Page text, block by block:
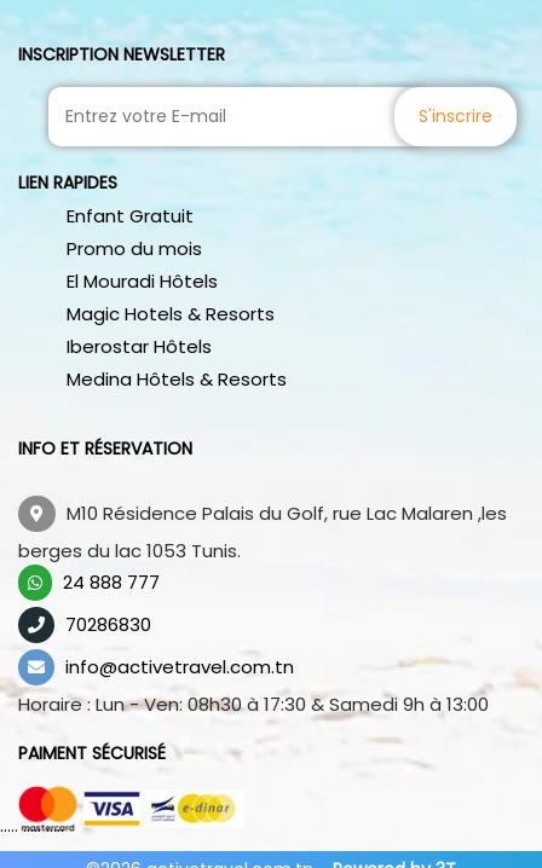
INSCRIPTION NEWSLETTER
S'inscrire
LIEN RAPIDES
Enfant Gratuit
Promo du mois
El Mouradi Hôtels
Magic Hotels & Resorts
Iberostar Hôtels
Medina Hôtels & Resorts
INFO ET RÉSERVATION
M10 Résidence Palais du Golf, rue Lac Malaren ,les
berges du lac 1053 Tunis.
24 888 777
70286830
info@activetravel.com.tn
Horaire : Lun - Ven: 08h30 à 17:30 & Samedi 9h à 13:00
PAIMENT SÉCURISÉ
..... ..... .....
..... ..... .....